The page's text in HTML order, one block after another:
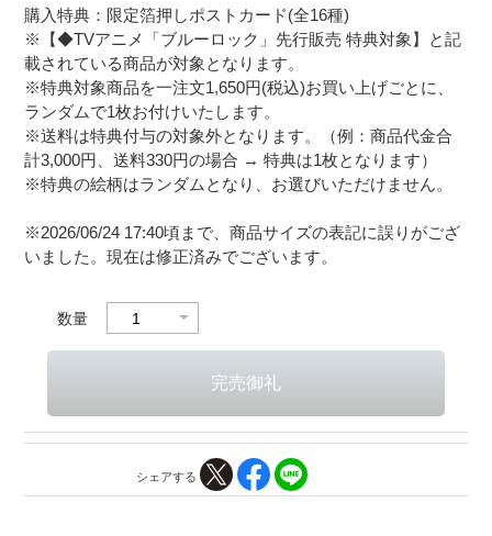
購入特典：限定箔押しポストカード(全16種)
※【◆TVアニメ「ブルーロック」先行販売 特典対象】と記
載されている商品が対象となります。
※特典対象商品を一注文1,650円(税込)お買い上げごとに、
ランダムで1枚お付けいたします。
※送料は特典付与の対象外となります。（例：商品代金合
計3,000円、送料330円の場合 → 特典は1枚となります）
※特典の絵柄はランダムとなり、お選びいただけません。
※2026/06/24 17:40頃まで、商品サイズの表記に誤りがござ
いました。現在は修正済みでございます。
数量
シェアする